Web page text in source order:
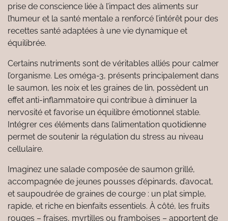
prise de conscience liée à l’impact des aliments sur
l’humeur et la santé mentale a renforcé l’intérêt pour des
recettes santé adaptées à une vie dynamique et
équilibrée.
Certains nutriments sont de véritables alliés pour calmer
l’organisme. Les oméga-3, présents principalement dans
le saumon, les noix et les graines de lin, possèdent un
effet anti-inflammatoire qui contribue à diminuer la
nervosité et favorise un équilibre émotionnel stable.
Intégrer ces éléments dans l’alimentation quotidienne
permet de soutenir la régulation du stress au niveau
cellulaire.
Imaginez une salade composée de saumon grillé,
accompagnée de jeunes pousses d’épinards, d’avocat,
et saupoudrée de graines de courge : un plat simple,
rapide, et riche en bienfaits essentiels. À côté, les fruits
rouges – fraises, myrtilles ou framboises – apportent de